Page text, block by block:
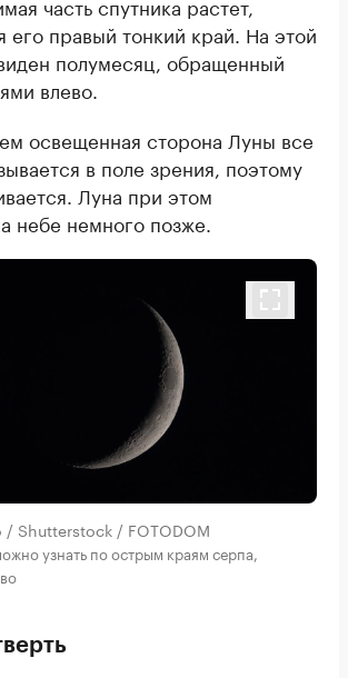
его правый тонкий край. На этой
полумесяц, обращенный
влево.
освещенная сторона Луны все
в поле зрения, поэтому
Луна при этом
небе немного позже.
Shutterstock / FOTODOM
узнать по острым краям серпа,